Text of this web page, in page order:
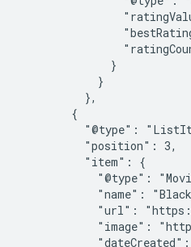
              }
            }
          },
        {
"@type":
          "position": 3,
          "item": {
"@type":
"name":
"url":
"image":